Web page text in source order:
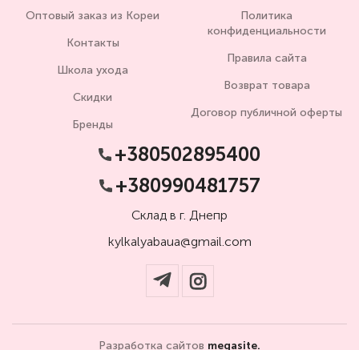
Оптовый заказ из Кореи
Контакты
Школа ухода
Скидки
Бренды
Политика
конфиденциальности
Правила сайта
Возврат товара
Договор публичной оферты
+380502895400
+380990481757
Склад в г. Днепр
kylkalyabaua@gmail.com
Разработка сайтов megasite.